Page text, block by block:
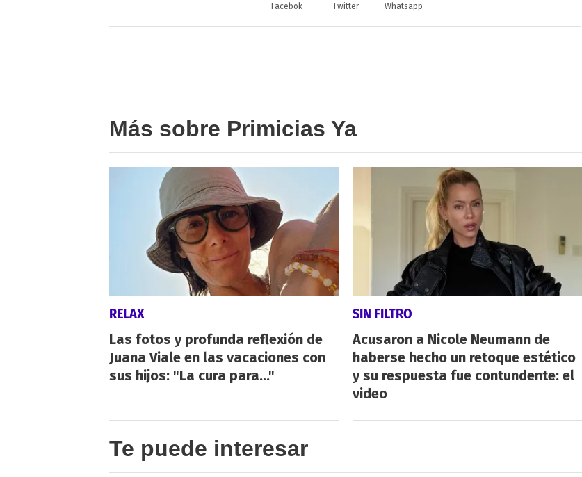
Facebok Twitter Whatsapp
Más sobre Primicias Ya
RELAX
Las fotos y profunda reflexión de
Juana Viale en las vacaciones con
sus hijos: "La cura para..."
SIN FILTRO
Acusaron a Nicole Neumann de
haberse hecho un retoque estético
y su respuesta fue contundente: el
video
Te puede interesar